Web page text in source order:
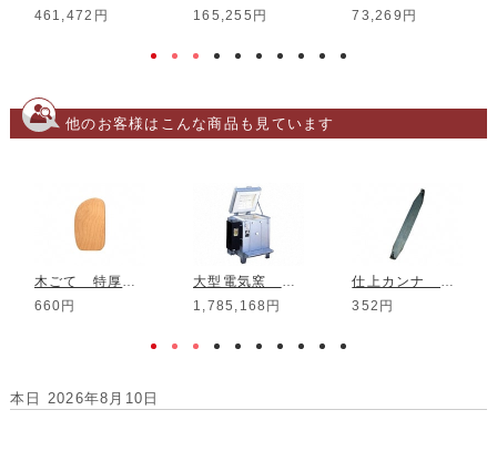
461,472円
165,255円
73,269円
他のお客様はこんな商品も見ています
木ごて 特厚 No.1
660円
大型電気窯 DME-10A-W 厚壁仕様
1,785,168円
仕上カンナ No.8
352円
本日 2026年8月10日